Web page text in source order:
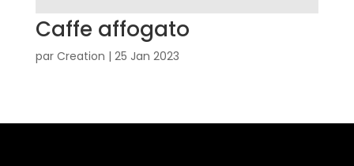
Caffe affogato
par Creation | 25 Jan 2023